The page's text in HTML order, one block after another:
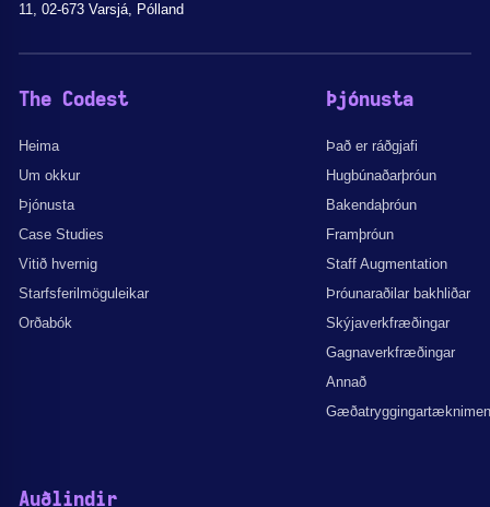
11, 02-673 Varsjá, Pólland
The Codest
Heima
Um okkur
Þjónusta
Case Studies
Vitið hvernig
Starfsferilmöguleikar
Orðabók
Þjónusta
Það er ráðgjafi
Hugbúnaðarþróun
Bakendaþróun
Framþróun
Staff Augmentation
Þróunaraðilar bakhliðar
Skýjaverkfræðingar
Gagnaverkfræðingar
Annað
Auðlindir